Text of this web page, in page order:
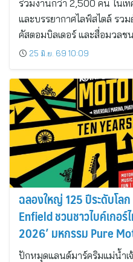
ร่วมงานกว่า 2,500 คน ในเ
และบรรยากาศไลฟ์สไตล์ รวม
คัสตอมบิลเดอร์ และสื่อมวลช
25 มิ.ย. 69 10:09
ฉลองใหญ่ 125 ปีระดับโล
Enfield ชวนชาวไบค์เกอ
2026’ มหกรรม Pure
ที่สุดแห่งปี!
ปักหมุดแลนด์มาร์คริมแม่น้ำเ